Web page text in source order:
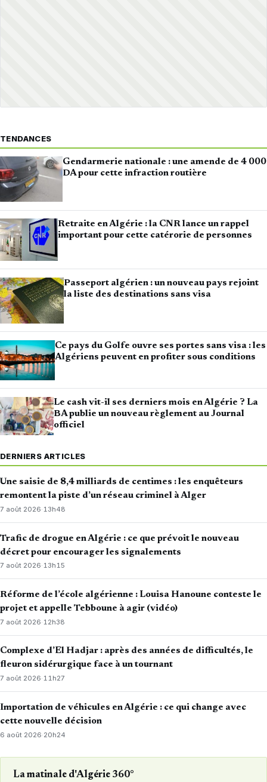
TENDANCES
Gendarmerie nationale : une amende de 4 000
DA pour cette infraction routière
Retraite en Algérie : la CNR lance un rappel
important pour cette catérorie de personnes
Passeport algérien : un nouveau pays rejoint
la liste des destinations sans visa
Ce pays du Golfe ouvre ses portes sans visa : les
Algériens peuvent en profiter sous conditions
Le cash vit-il ses derniers mois en Algérie ? La
BA publie un nouveau règlement au Journal
officiel
DERNIERS ARTICLES
Une saisie de 8,4 milliards de centimes : les enquêteurs
remontent la piste d’un réseau criminel à Alger
7 août 2026·13h48
Trafic de drogue en Algérie : ce que prévoit le nouveau
décret pour encourager les signalements
7 août 2026·13h15
Réforme de l’école algérienne : Louisa Hanoune conteste le
projet et appelle Tebboune à agir (vidéo)
7 août 2026· 12h38
Complexe d’El Hadjar : après des années de difficultés, le
fleuron sidérurgique face à un tournant
7 août 2026·11h27
Importation de véhicules en Algérie : ce qui change avec
cette nouvelle décision
6 août 2026·20h24
La matinale d'Algérie 360°